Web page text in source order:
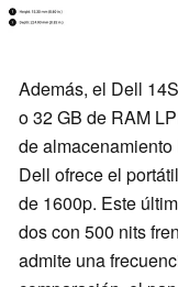
Además, el Dell
o 32 GB de RAM
de
Dell ofrece el
de 1600p. Este
dos con 500 nits
admite una